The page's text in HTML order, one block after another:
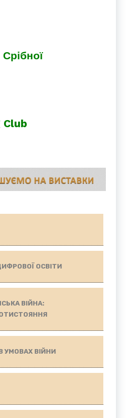
Club
ОСВІТИ
ВІЙНА:
УМОВАХ ВІЙНИ